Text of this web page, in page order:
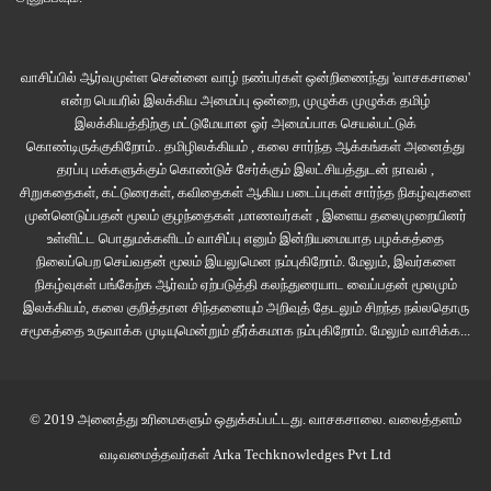
‘ஓ.. சொந்தமா! உங்க நேரடி வழில இல்லைனாலும் ரெண்டு பேரோட தூரத்து
சொந்தங்கள்ல இந்த மாதிரி ஏதும் நெருப்பு, சூடு சம்பந்தமா ஏதும் நோய்,
அறிகுறிகள் இருந்திருக்கா?’. ‘அப்டி ஏதும் இல்லையே…’ என்று எதிரில்
தூங்கிக்கொண்டிருக்கும் ராகுல் கால் தழும்புகளை பார்த்தபடி
யோசித்துக்கொண்டிருந்தார் சண்முகம். புருவங்கள் லேசாக சுருங்கி மீண்டு
வந்தன. எங்க வழில ஒரு தாத்தா இருக்கார், முழுக்கை ஜிப்பா போட்டுருப்பார்,
அவரு கைல நான் தழும்ப பாத்திருக்கேன். கிட்டத்தட்ட இதோ சுரேஷ் ராகுல் மேல
இருக்கிற மாதிரியான தீ காய தழும்புதான்’.
டாக்டர், அனிதா, சண்முகம் மூவருக்கும் காபி டம்ளர் கொடுத்து, ‘இங்க வாடா
‘வள்ளி உனக்கு ஆவுடையானூர் தாத்தா ஞாபகம் இருக்கா?’,
வாசிப்பில் ஆர்வமுள்ள சென்னை வாழ் நண்பர்கள் ஒன்றிணைந்து 'வாசகசாலை'
என்ற பெயரில் இலக்கிய அமைப்பு ஒன்றை, முழுக்க முழுக்க தமிழ்
இலக்கியத்திற்கு மட்டுமேயான ஓர் அமைப்பாக செயல்பட்டுக்
கொண்டிருக்குகிறோம்.. தமிழிலக்கியம் , கலை சார்ந்த ஆக்கங்கள் அனைத்து
தரப்பு மக்களுக்கும் கொண்டுச் சேர்க்கும் இலட்சியத்துடன் நாவல் ,
சிறுகதைகள், கட்டுரைகள், கவிதைகள் ஆகிய படைப்புகள் சார்ந்த நிகழ்வுகளை
முன்னெடுப்பதன் மூலம் குழந்தைகள் ,மாணவர்கள் , இளைய தலைமுறையினர்
உள்ளிட்ட பொதுமக்களிடம் வாசிப்பு எனும் இன்றியமையாத பழக்கத்தை
நிலைப்பெற செய்வதன் மூலம் இயலுமென நம்புகிறோம். மேலும், இவர்களை
நிகழ்வுகள் பங்கேற்க ஆர்வம் ஏற்படுத்தி கலந்துரையாட வைப்பதன் மூலமும்
இலக்கியம், கலை குறித்தான சிந்தனையும் அறிவுத் தேடலும் சிறந்த நல்லதொரு
சமூகத்தை உருவாக்க முடியுமென்றும் தீர்க்கமாக நம்புகிறோம். மேலும் வாசிக்க...
© 2019 அனைத்து உரிமைகளும் ஒதுக்கப்பட்டது. வாசகசாலை. வலைத்தளம்
வடிவமைத்தவர்கள் Arka Techknowledges Pvt Ltd